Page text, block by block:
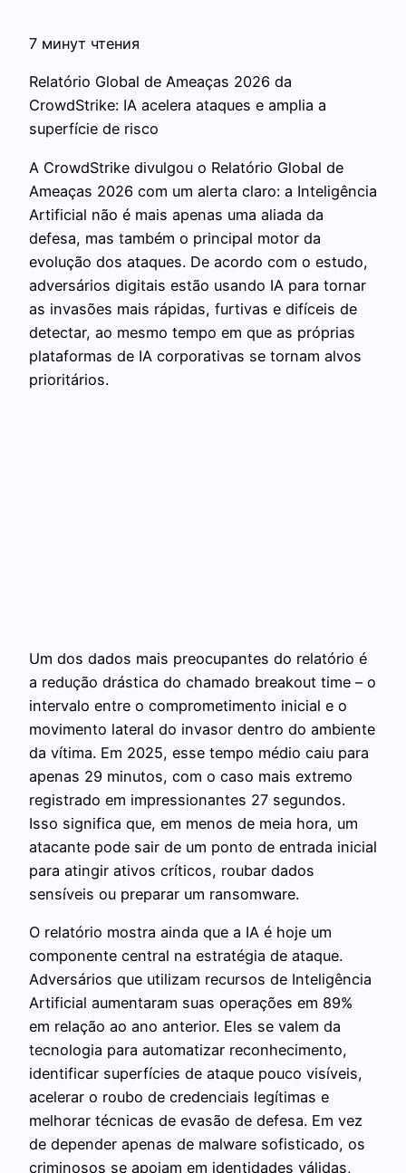
7 минут чтения
Relatório Global de Ameaças 2026 da
CrowdStrike: IA acelera ataques e amplia a
superfície de risco
A CrowdStrike divulgou o Relatório Global de
Ameaças 2026 com um alerta claro: a Inteligência
Artificial não é mais apenas uma aliada da
defesa, mas também o principal motor da
evolução dos ataques. De acordo com o estudo,
adversários digitais estão usando IA para tornar
as invasões mais rápidas, furtivas e difíceis de
detectar, ao mesmo tempo em que as próprias
plataformas de IA corporativas se tornam alvos
prioritários.
Um dos dados mais preocupantes do relatório é
a redução drástica do chamado breakout time – o
intervalo entre o comprometimento inicial e o
movimento lateral do invasor dentro do ambiente
da vítima. Em 2025, esse tempo médio caiu para
apenas 29 minutos, com o caso mais extremo
registrado em impressionantes 27 segundos.
Isso significa que, em menos de meia hora, um
atacante pode sair de um ponto de entrada inicial
para atingir ativos críticos, roubar dados
sensíveis ou preparar um ransomware.
O relatório mostra ainda que a IA é hoje um
componente central na estratégia de ataque.
Adversários que utilizam recursos de Inteligência
Artificial aumentaram suas operações em 89%
em relação ao ano anterior. Eles se valem da
tecnologia para automatizar reconhecimento,
identificar superfícies de ataque pouco visíveis,
acelerar o roubo de credenciais legítimas e
melhorar técnicas de evasão de defesa. Em vez
de depender apenas de malware sofisticado, os
criminosos se apoiam em identidades válidas,